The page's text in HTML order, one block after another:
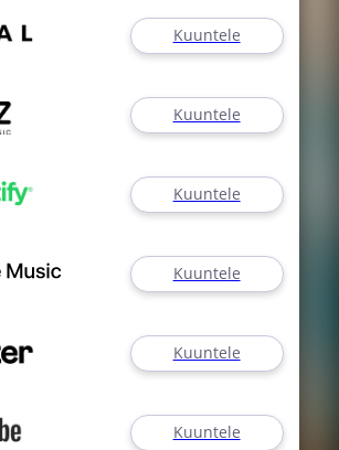
Kuuntele
Kuuntele
Kuuntele
Kuuntele
Kuuntele
Kuuntele